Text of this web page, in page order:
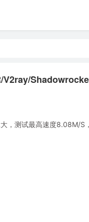
V2ray/
，测试最高速度8.08M/S